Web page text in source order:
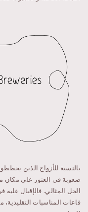
بالنسبة للأزواج الذين
صعوبة في العثور على مكان
الحل المثالي. فالإقبال
قاعات المناسبات التقليدية،